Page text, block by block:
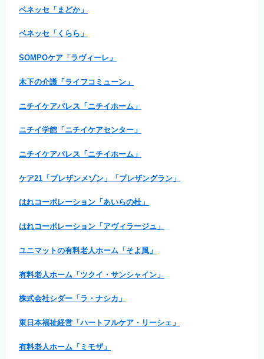
ベネッセ「まどか」
ベネッセ「くらら」
SOMPOケア「ラヴィーレ」
木下の介護「ライフコミューン」
ニチイケアパレス「ニチイホーム」
ニチイ学館「ニチイケアセンター」
ニチイケアパレス「ニチイホーム」
ケア21「プレザンメゾン」「プレザングラン」
はれコーポレーション「あいらの杜」
はれコーポレーション「アヴィラージュ」
ユニマットの有料老人ホーム「そよ風」
有料老人ホーム「ツクイ・サンシャイン」
株式会社シダー「ラ・ナシカ」
東日本福祉経営「ハートフルケア・リーシェ」
有料老人ホーム「ミモザ」